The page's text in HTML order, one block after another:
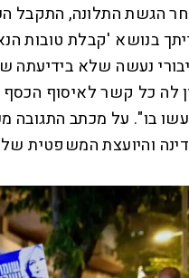
הגשת התלונה, התקבל
בנושא 'קבלת טובות
נעשה שלא
לה כל קשר לאיסוף
בו". על מכתב התגובה
והיועצת המשפטית